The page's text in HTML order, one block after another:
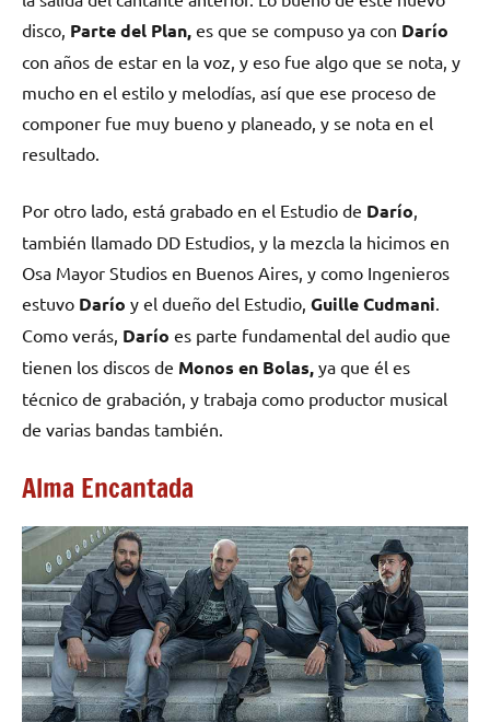
disco, Parte del Plan, es que se compuso ya con Darío
con años de estar en la voz, y eso fue algo que se nota, y
mucho en el estilo y melodías, así que ese proceso de
componer fue muy bueno y planeado, y se nota en el
resultado.
Por otro lado, está grabado en el Estudio de Darío
también llamado DD Estudios, y la mezcla la hicimos en
Osa Mayor Studios en Buenos Aires, y como Ingenieros
estuvo Darío y el dueño del Estudio, Guille Cudmani
Como verás, Darío es parte fundamental del audio que
tienen los discos de Monos en Bolas, ya que él es
técnico de grabación, y trabaja como productor musical
de varias bandas también.
Alma Encantada